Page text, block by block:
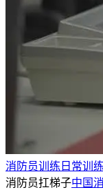
消防员训练 日常训练
消防员扛梯子中国